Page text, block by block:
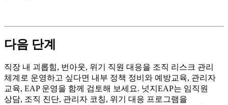
다음 단계
직장 내 괴롭힘, 번아웃, 위기 직원 대응을 조직 리스크 관리
체계로 운영하고 싶다면 내부 정책 정비와 예방교육, 관리자
교육, EAP 운영을 함께 검토해 보세요. 넛지EAP는 임직원
상담, 조직 진단, 관리자 코칭, 위기 대응 프로그램을